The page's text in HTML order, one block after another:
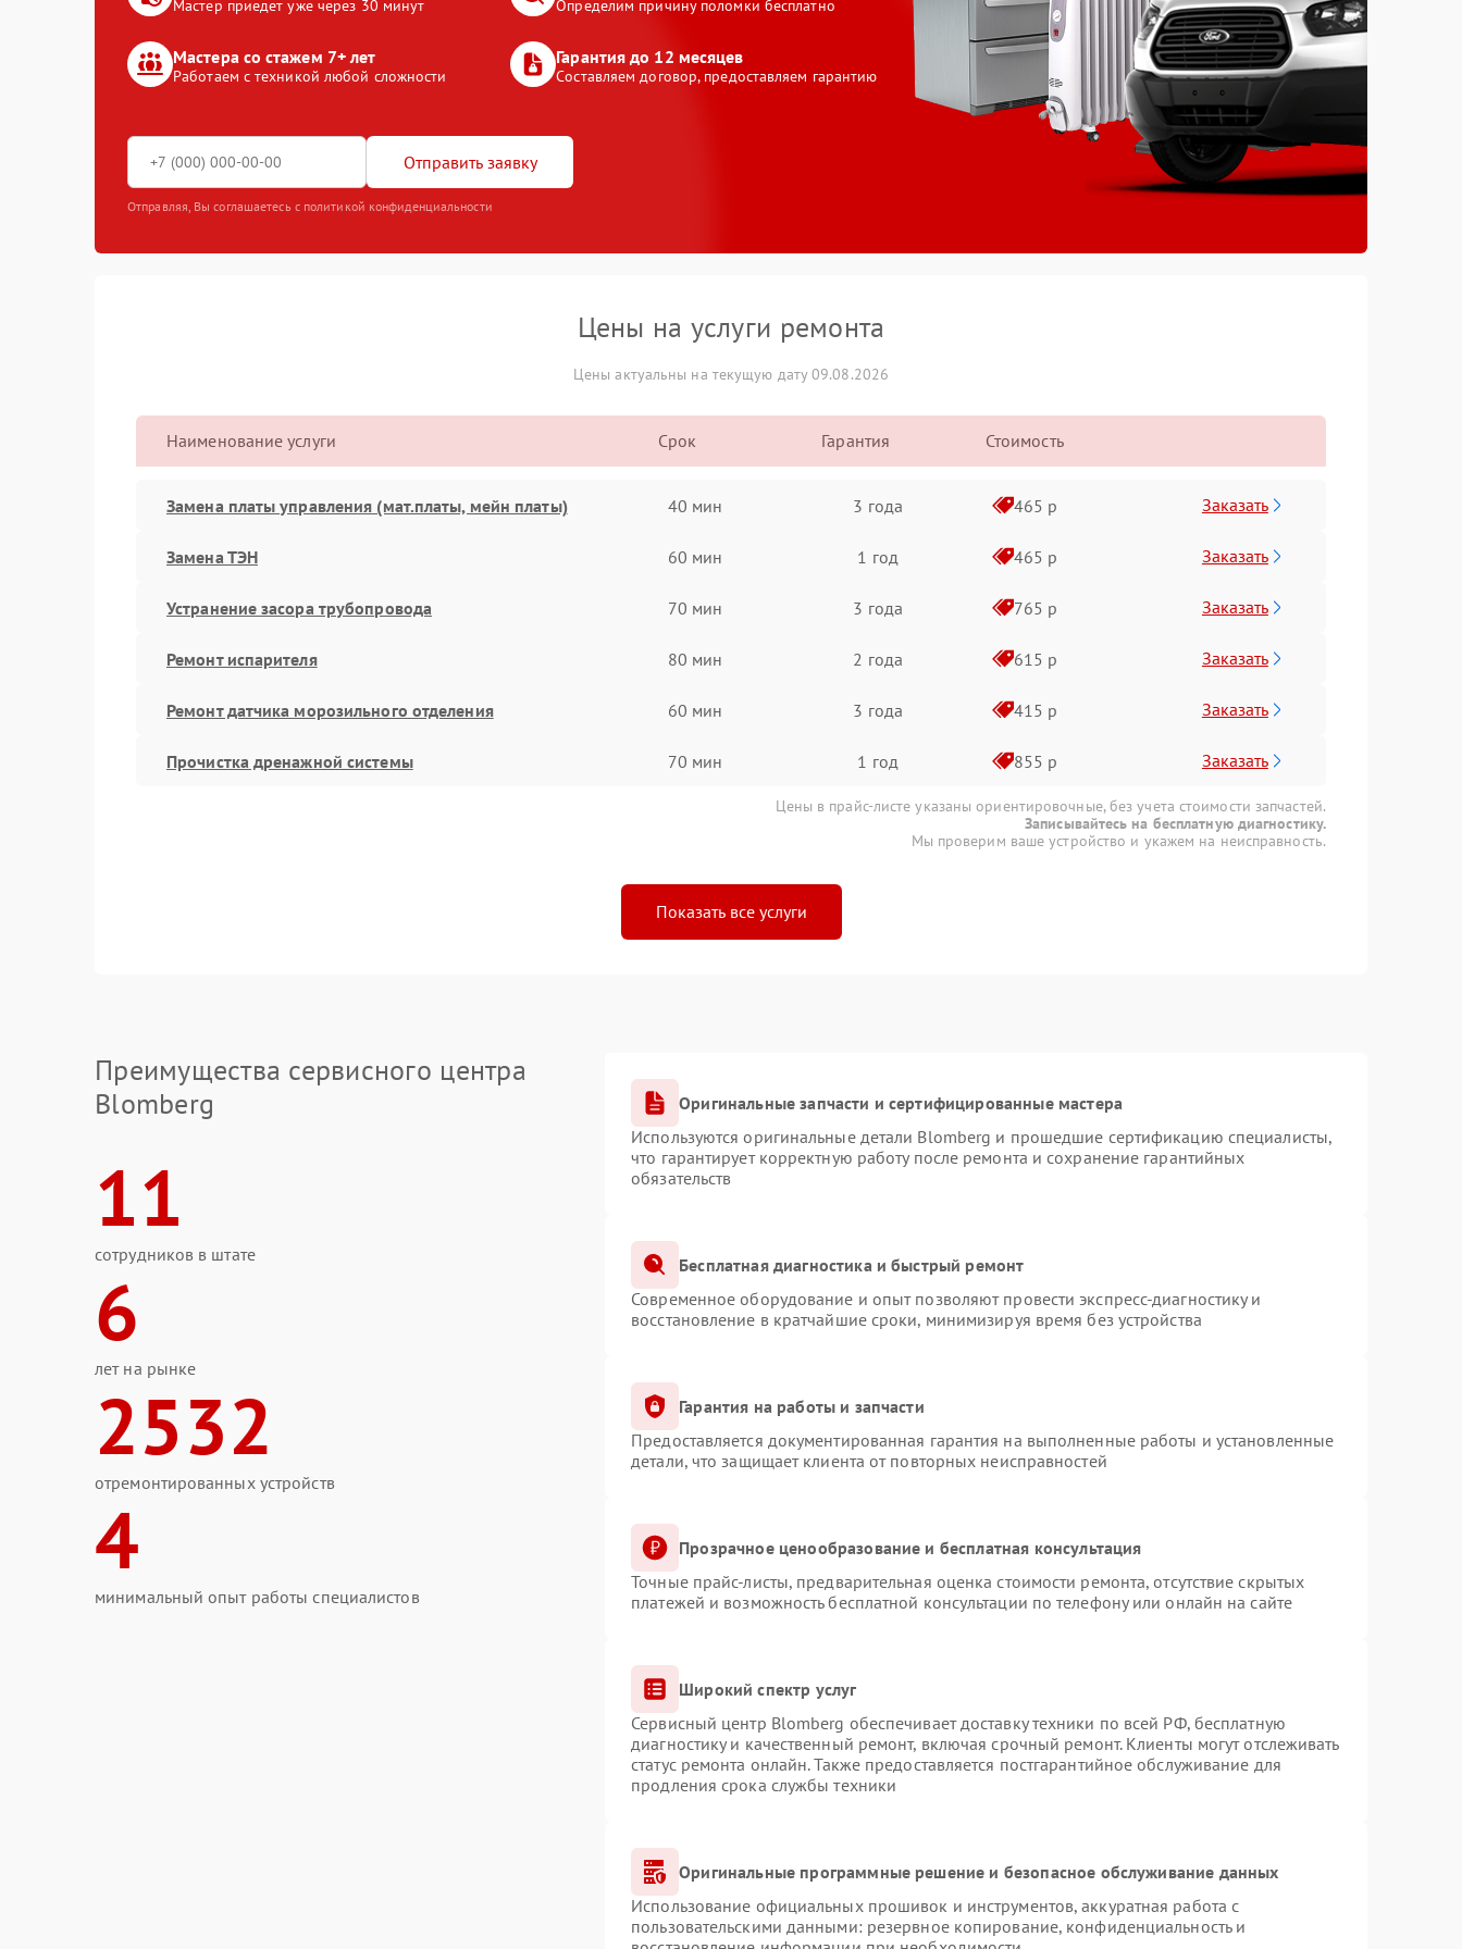
Мастер приедет уже через 30 минут Определим причину поломки бесплатно
Мастера со стажем 7+ лет
Работаем с техникой любой сложности
Гарантия до 12 месяцев
Составляем договор, предоставляем гарантию
Отправить заявку
Отправляя, Вы соглашаетесь с политикой конфиденциальности
Цены на услуги ремонта
Цены актуальны на текущую дату 09.08.2026
Наименование услуги Срок Гарантия Стоимость
Замена платы управления (мат.платы, мейн платы) 40 мин 3 года 465 р Заказать
Замена ТЭН 60 мин 1 год 465 р Заказать
Устранение засора трубопровода 70 мин 3 года 765 р Заказать
Ремонт испарителя 80 мин 2 года 615 р Заказать
Ремонт датчика морозильного отделения 60 мин 3 года 415 р Заказать
Прочистка дренажной системы 70 мин 1 год 855 р Заказать
Цены в прайс-листе указаны ориентировочные, без учета стоимости запчастей.
Записывайтесь на бесплатную диагностику.
Мы проверим ваше устройство и укажем на неисправность.
Показать все услуги
Преимущества сервисного центра
Blomberg
11
сотрудников в штате
6
лет на рынке
2532
отремонтированных устройств
4
минимальный опыт работы специалистов
Оригинальные запчасти и сертифицированные мастера
Используются оригинальные детали Blomberg и прошедшие сертификацию специалисты,
что гарантирует корректную работу после ремонта и сохранение гарантийных
обязательств
Бесплатная диагностика и быстрый ремонт
Современное оборудование и опыт позволяют провести экспресс-диагностику и
восстановление в кратчайшие сроки, минимизируя время без устройства
Гарантия на работы и запчасти
Предоставляется документированная гарантия на выполненные работы и установленные
детали, что защищает клиента от повторных неисправностей
Прозрачное ценообразование и бесплатная консультация
Точные прайс-листы, предварительная оценка стоимости ремонта, отсутствие скрытых
платежей и возможность бесплатной консультации по телефону или онлайн на сайте
Широкий спектр услуг
Сервисный центр Blomberg обеспечивает доставку техники по всей РФ, бесплатную
диагностику и качественный ремонт, включая срочный ремонт. Клиенты могут отслеживать
статус ремонта онлайн. Также предоставляется постгарантийное обслуживание для
продления срока службы техники
Оригинальные программные решение и безопасное обслуживание данных
Использование официальных прошивок и инструментов, аккуратная работа с
пользовательскими данными: резервное копирование, конфиденциальность и